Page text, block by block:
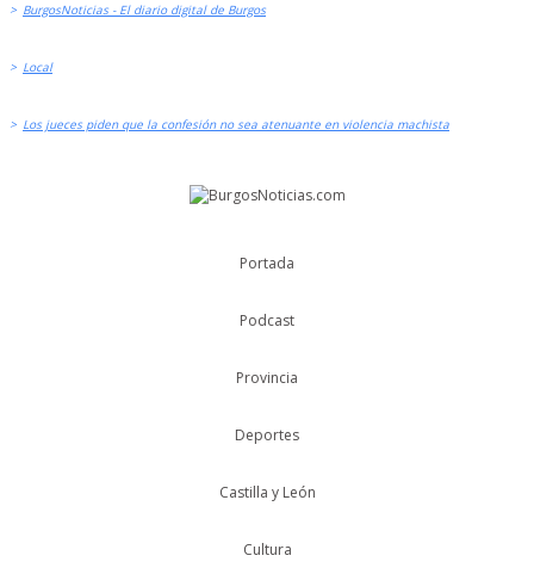
> BurgosNoticias - El diario digital de Burgos
> Local
> Los jueces piden que la confesión no sea atenuante en violencia machista
Portada
Podcast
Provincia
Deportes
Castilla y León
Cultura